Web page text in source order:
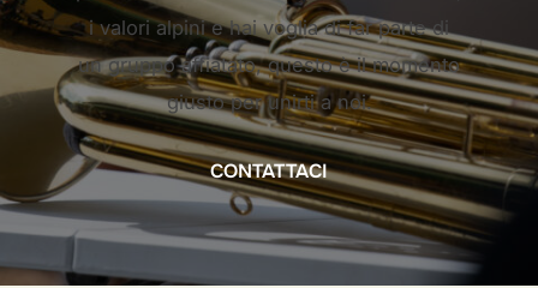
i valori alpini e hai voglia di far parte di
un gruppo affiatato, questo è il momento
giusto per unirti a noi.
CONTATTACI